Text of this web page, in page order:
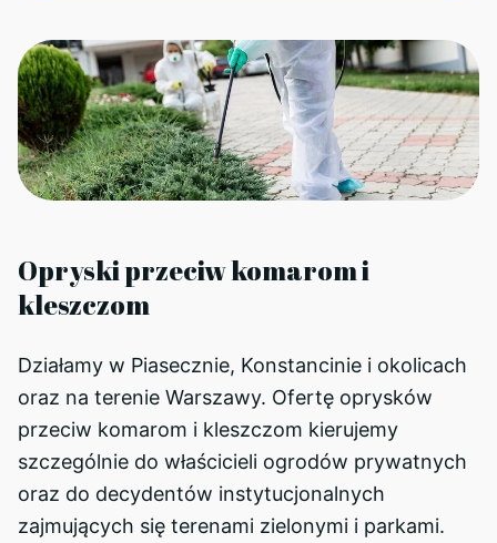
Opryski przeciw komarom i
kleszczom
Działamy w Piasecznie, Konstancinie i okolicach
oraz na terenie Warszawy. Ofertę oprysków
przeciw komarom i kleszczom kierujemy
szczególnie do właścicieli ogrodów prywatnych
oraz do decydentów instytucjonalnych
zajmujących się terenami zielonymi i parkami.